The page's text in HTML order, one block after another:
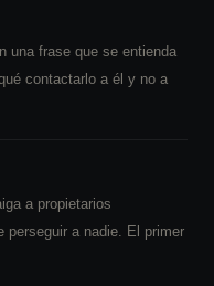
una frase que se entienda
contactarlo a él y no a
a propietarios
a nadie. El primer